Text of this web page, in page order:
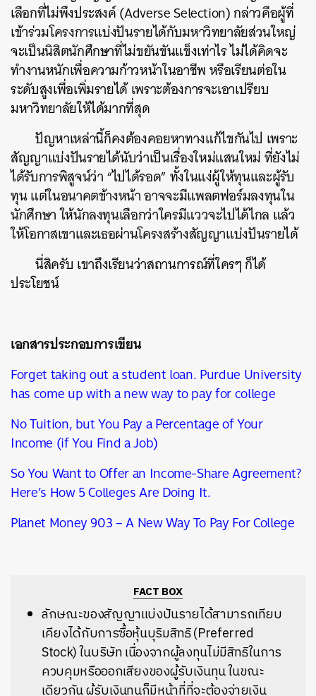
เลือกที่ไม่พึงประสงค์ (Adverse Selection) กล่าวคือผู้ที่
เข้าร่วมโครงการแบ่งปันรายได้กับมหาวิทยาลัยส่วนใหญ่
จะเป็นนิสิตนักศึกษาที่ไม่ขยันขันแข็งเท่าไร ไม่ได้คิดจะ
ทำงานหนักเพื่อความก้าวหน้าในอาชีพ หรือเรียนต่อใน
ระดับสูงเพื่อเพิ่มรายได้ เพราะต้องการจะเอาเปรียบ
มหาวิทยาลัยให้ได้มากที่สุด
ปัญหาเหล่านี้ก็คงต้องคอยหาทางแก้ไขกันไป เพราะ
สัญญาแบ่งปันรายได้นับว่าเป็นเรื่องใหม่แสนใหม่ ที่ยังไม่
ได้รับการพิสูจน์ว่า “ไปได้รอด” ทั้งในแง่ผู้ให้ทุนและผู้รับ
ทุน แต่ในอนาคตข้างหน้า อาจจะมีแพลตฟอร์มลงทุนใน
นักศึกษา ให้นักลงทุนเลือกว่าใครมีแววจะไปได้ไกล แล้ว
ให้โอกาสเขาและเธอผ่านโครงสร้างสัญญาแบ่งปันรายได้
นี่สิครับ เขาถึงเรียนว่าสถานการณ์ที่ใครๆ ก็ได้
ประโยชน์
เอกสารประกอบการเขียน
Forget taking out a student loan. Purdue University
has come up with a new way to pay for college
No Tuition, but You Pay a Percentage of Your
Income (if You Find a Job)
So You Want to Offer an Income-Share Agreement?
Here’s How 5 Colleges Are Doing It.
Planet Money 903 – A New Way To Pay For College
FACT BOX
ลักษณะของสัญญาแบ่งปันรายได้สามารถเทียบ
เคียงได้กับการซื้อหุ้นบุริมสิทธิ (Preferred
Stock) ในบริษัท เนื่องจากผู้ลงทุนไม่มีสิทธิในการ
ควบคุมหรือออกเสียงของผู้รับเงินทุน ในขณะ
เดียวกัน ผู้รับเงินทุนก็มีหน้าที่ที่จะต้องจ่ายเงิน